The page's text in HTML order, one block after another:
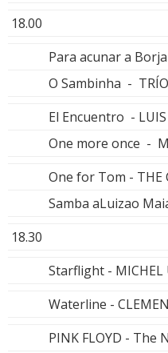
18.00
Para acunar a
O Sambinha -
El Encuentro -
One more once -
One for Tom - THE
Samba aLuizao
18.30
Starflight - MICHEL
Waterline -
PINK FLOYD - The